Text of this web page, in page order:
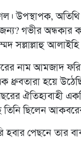
উপস্থাপক,
গভীর অন্ধকার
সল্লাল্লাহু আলাইহি
নাম আমজাদ
ধ্রুবতারা হয়ে
ঐতিহ্যবাহী
ছিলেন
পেছনে তার